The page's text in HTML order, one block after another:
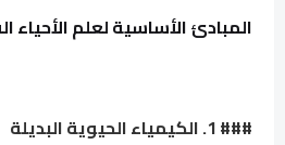
المبادئ الأساسية لعلم الأحياء
### 1. الكيمياء الحيوية البديلة